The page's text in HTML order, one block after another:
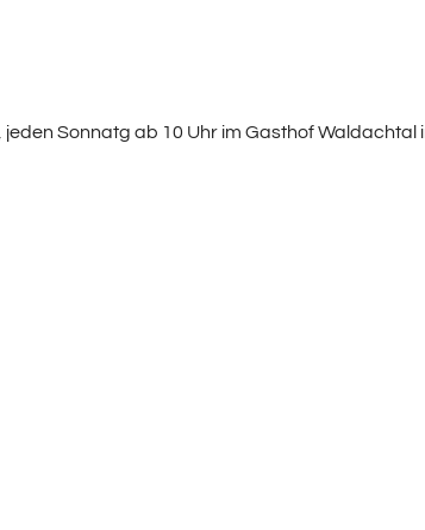
Sonnatg ab 10 Uhr im Gasthof Waldachtal